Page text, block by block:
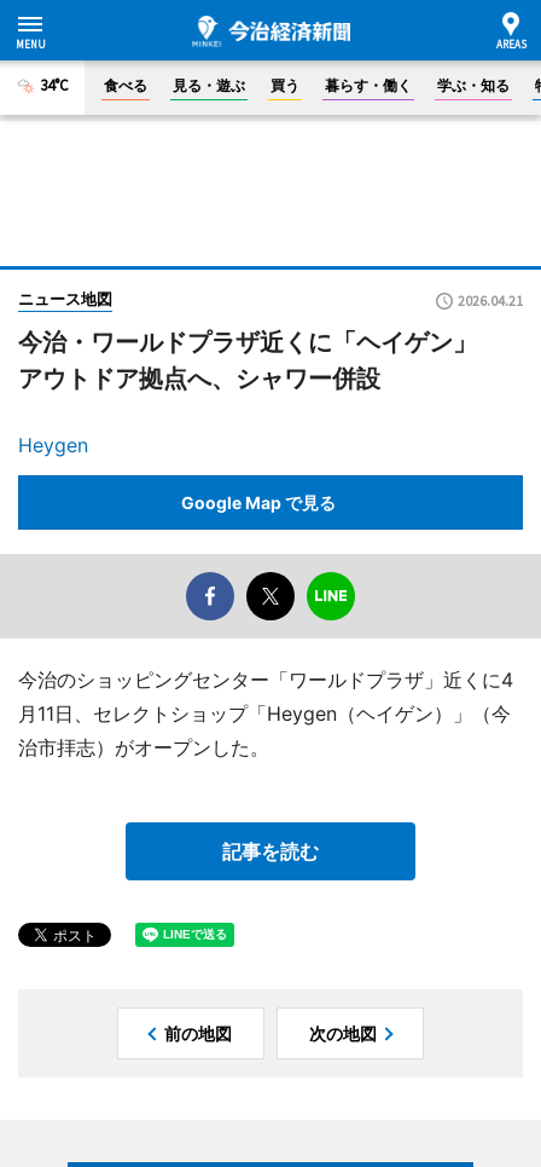
34°C 食べる 見る・遊ぶ 買う 暮らす・働く 学ぶ・知る
ニュース地図 2026.04.21
今治・ワールドプラザ近くに「ヘイゲン」
アウトドア拠点へ、シャワー併設
Heygen
Google Map で見る
今治のショッピングセンター「ワールドプラザ」近くに4
月11日、セレクトショップ「Heygen（ヘイゲン）」（今
治市拝志）がオープンした。
記事を読む
前の地図 次の地図